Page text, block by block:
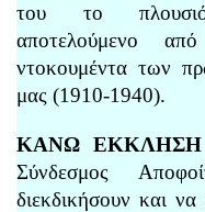
του το
αποτελούμενο
ντοκουμέντα των
μας (1910-1940).
ΚΑΝΩ ΕΚΚΛΗΣΗ
Σύνδεσμος
διεκδικήσουν και